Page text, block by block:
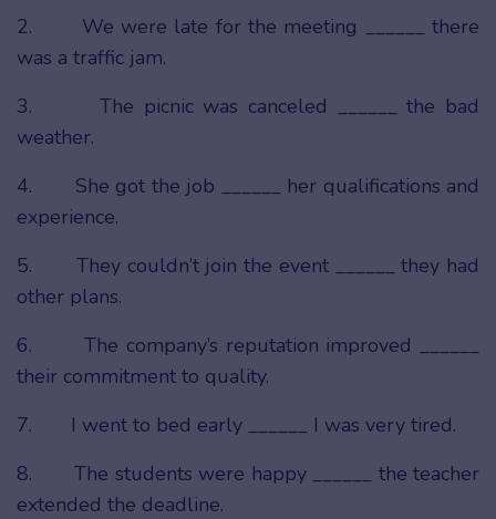
2. We were late for the meeting ______ there
was a traffic jam.
3. The picnic was canceled ______ the bad
weather.
4. She got the job ______ her qualifications and
experience.
5. They couldn’t join the event ______ they had
other plans.
6. The company’s reputation improved ______
their commitment to quality.
7. I went to bed early ______ I was very tired.
8. The students were happy ______ the teacher
extended the deadline.